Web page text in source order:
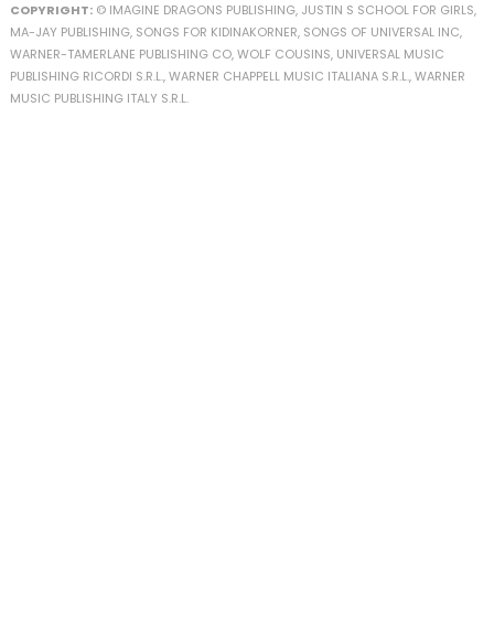
COPYRIGHT:© IMAGINE DRAGONS PUBLISHING, JUSTIN S SCHOOL FOR GIRLS,
MA-JAY PUBLISHING, SONGS FOR KIDINAKORNER, SONGS OF UNIVERSAL INC,
WARNER-TAMERLANE PUBLISHING CO, WOLF COUSINS, UNIVERSAL MUSIC
PUBLISHING RICORDI S.R.L., WARNER CHAPPELL MUSIC ITALIANA S.R.L., WARNER
MUSIC PUBLISHING ITALY S.R.L.